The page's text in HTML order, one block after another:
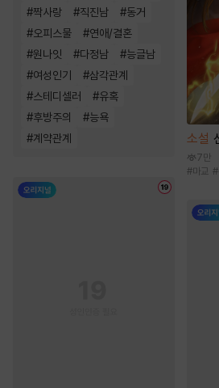
#짝사랑 #직진남 #동거
#오피스물 #연애/결혼
#원나잇 #다정남 #능글남
#여성인기 #삼각관계
#스테디셀러 #유혹
#후방주의 #능욕
#계약관계 소설
7만
#마교 #